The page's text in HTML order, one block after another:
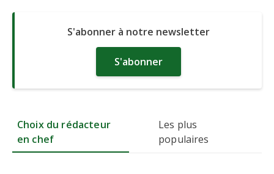
S'abonner à notre newsletter
S'abonner
Choix du rédacteur
en chef
Les plus
populaires